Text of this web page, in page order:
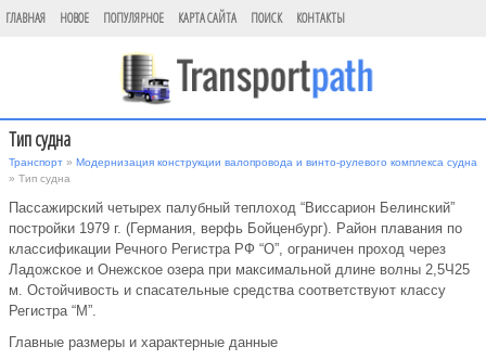
ГЛАВНАЯ НОВОЕ ПОПУЛЯРНОЕ КАРТА САЙТА ПОИСК КОНТАКТЫ
Тип судна
Транспорт » Модернизация конструкции валопровода и винто-рулевого комплекса судна
» Тип судна
Пассажирский четырех палубный теплоход “Виссарион Белинский”
постройки 1979 г. (Германия, верфь Бойценбург). Район плавания по
классификации Речного Регистра РФ “О”, ограничен проход через
Ладожское и Онежское озера при максимальной длине волны 2,5Ч25
м. Остойчивость и спасательные средства соответствуют классу
Регистра “М”.
Главные размеры и характерные данные